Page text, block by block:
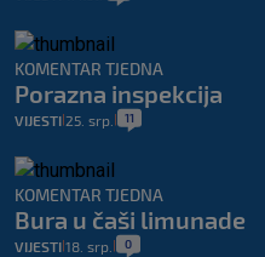
KOMENTAR TJEDNA
Porazna inspekcija
VIJESTI 25. srp. 11
KOMENTAR TJEDNA
Bura u čaši limunade
VIJESTI 18. srp. 0